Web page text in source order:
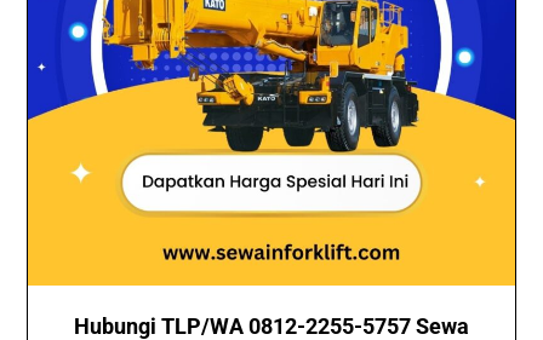
Hubungi TLP/WA 0812-2255-5757 Sewa